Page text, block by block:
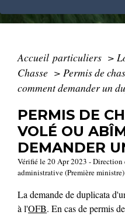
Accueil particuliers >
Chasse > Permis de
comment demander un
PERMIS DE
VOLÉ OU
DEMANDER
Vérifié le 20 Apr 2023 -
administrative (Première ministre)
La demande de duplicata
à l'OFB. En cas de permis